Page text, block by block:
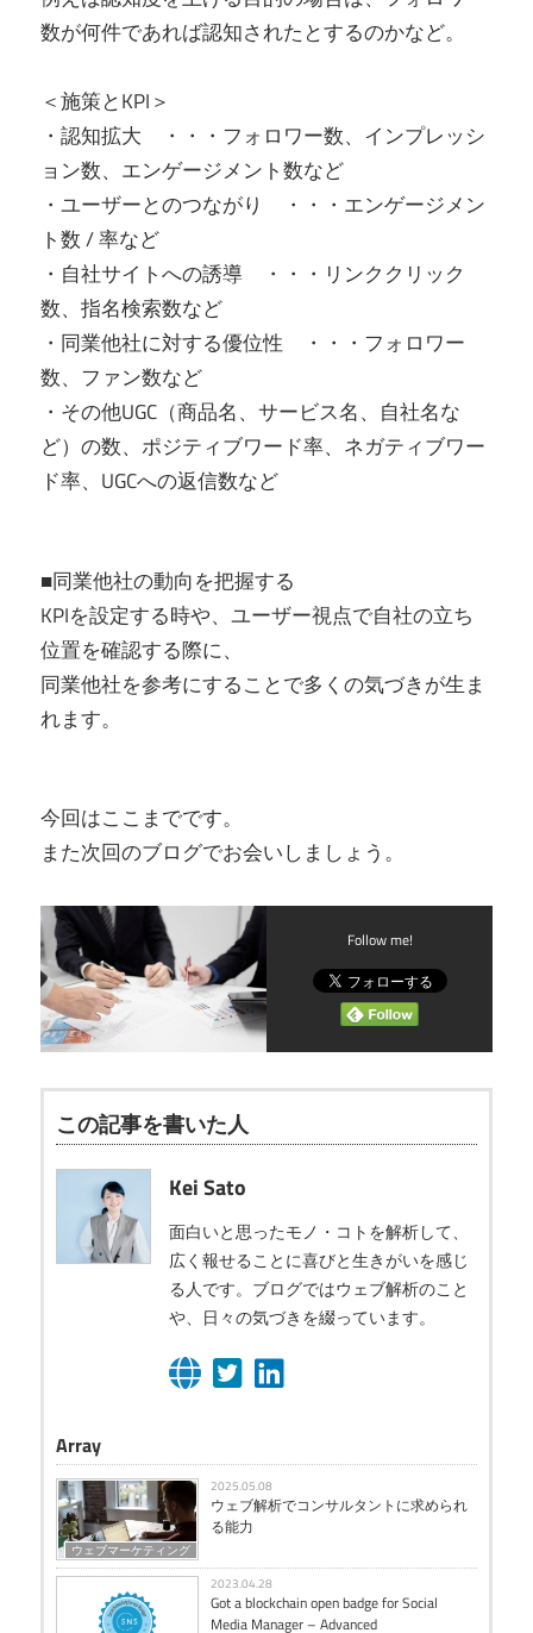
数が何件であれば認知されたとするのかなど。
＜施策とKPI＞
・認知拡大 ・・・フォロワー数、インプレッシ
ョン数、エンゲージメント数など
・ユーザーとのつながり ・・・エンゲージメン
ト数 / 率など
・自社サイトへの誘導 ・・・リンククリック
数、指名検索数など
・同業他社に対する優位性 ・・・フォロワー
数、ファン数など
・その他UGC（商品名、サービス名、自社名な
ど）の数、ポジティブワード率、ネガティブワー
ド率、UGCへの返信数など
■同業他社の動向を把握する
KPIを設定する時や、ユーザー視点で自社の立ち
位置を確認する際に、
同業他社を参考にすることで多くの気づきが生ま
れます。
今回はここまでです。
また次回のブログでお会いしましょう。
Follow me!
この記事を書いた人
Kei Sato
面白いと思ったモノ・コトを解析して、
広く報せることに喜びと生きがいを感じ
る人です。ブログではウェブ解析のこと
や、日々の気づきを綴っています。
Array
ウェブマーケティング
2025.05.08
ウェブ解析でコンサルタントに求められ
る能力
2023.04.28
Got a blockchain open badge for Social
Media Manager – Advanced